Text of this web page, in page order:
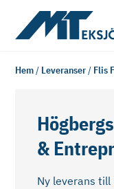
Hem/ Leveranser/ Flis
&
Ny leverans till